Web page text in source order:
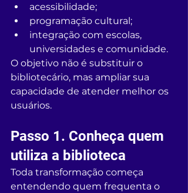
acessibilidade;
programação cultural;
integração com escolas,
universidades e comunidade.
O objetivo não é substituir o
bibliotecário, mas ampliar sua
capacidade de atender melhor os
usuários.
Passo 1. Conheça quem
utiliza a biblioteca
Toda transformação começa
entendendo quem frequenta o